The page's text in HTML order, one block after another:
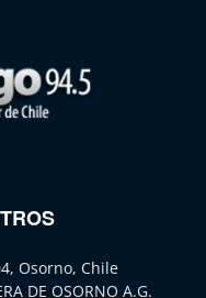
Osorno, Chile
DE OSORNO A.G.